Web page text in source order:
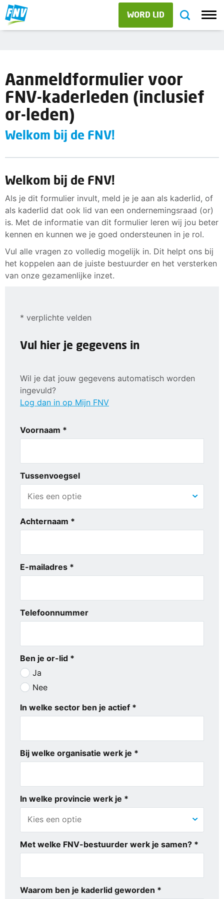
WORD LID
Aanmeldformulier voor
FNV-kaderleden (inclusief
or-leden)
Welkom bij de FNV!
Welkom bij de FNV!
Als je dit formulier invult, meld je je aan als kaderlid, of
als kaderlid dat ook lid van een ondernemingsraad (or)
is. Met de informatie van dit formulier leren wij jou beter
kennen en kunnen we je goed ondersteunen in je rol.
Vul alle vragen zo volledig mogelijk in. Dit helpt ons bij
het koppelen aan de juiste bestuurder en het versterken
van onze gezamenlijke inzet.
* verplichte velden
Vul hier je gegevens in
Wil je dat jouw gegevens automatisch worden
ingevuld?
Log dan in op Mijn FNV
Voornaam *
Tussenvoegsel
Achternaam *
E-mailadres *
Telefoonnummer
Ben je or-lid *
Ja
Nee
In welke sector ben je actief *
Bij welke organisatie werk je *
In welke provincie werk je *
Met welke FNV-bestuurder werk je samen? *
Waarom ben je kaderlid geworden *